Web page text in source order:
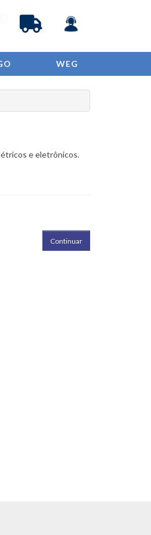
WEG
e eletrônicos.
Continuar